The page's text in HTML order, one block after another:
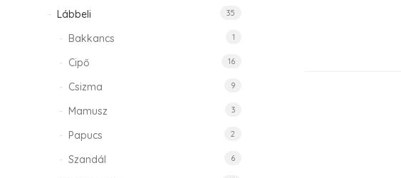
Lábbeli 35
Bakkancs 1
Cipő 16
Csizma 9
Mamusz 3
Papucs 2
Szandál 6